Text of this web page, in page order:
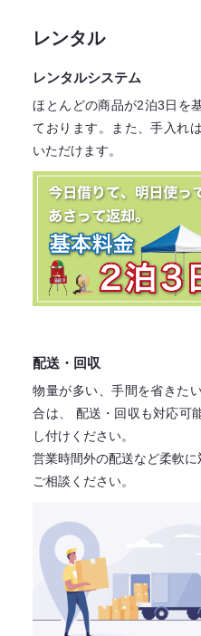
レンタル
レンタルシステム
ほとんどの商品が2泊3日を
ております。
また、手入れ
いただけます。
配送・回収
物量が多い、手間を省きた
合は、
配送・回収も対応可
し付けください。
営業時間外の配送など柔軟
ご相談ください。